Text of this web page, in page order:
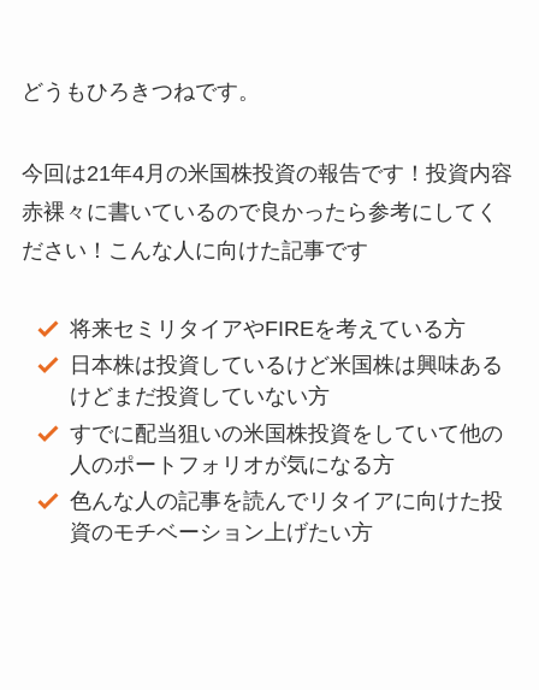
どうもひろきつねです。
今回は21年4月の米国株投資の報告です！投資内容
赤裸々に書いているので良かったら参考にしてく
ださい！こんな人に向けた記事です
将来セミリタイアやFIREを考えている方
日本株は投資しているけど米国株は興味ある
けどまだ投資していない方
すでに配当狙いの米国株投資をしていて他の
人のポートフォリオが気になる方
色んな人の記事を読んでリタイアに向けた投
資のモチベーション上げたい方